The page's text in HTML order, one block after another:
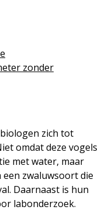
zonder
zich tot
omdat deze vogels
met water, maar
zwaluwsoort die
Daarnaast is hun
labonderzoek.